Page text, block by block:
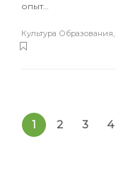
опыт…
Культура Образования,
1 2 3 4